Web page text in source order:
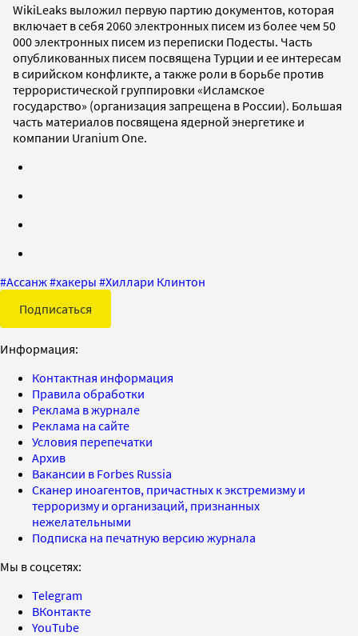
WikiLeaks выложил первую партию документов, которая
включает в себя 2060 электронных писем из более чем 50
000 электронных писем из переписки Подесты. Часть
опубликованных писем посвящена Турции и ее интересам
в сирийском конфликте, а также роли в борьбе против
террористической группировки «Исламское
государство» (организация запрещена в России). Большая
часть материалов посвящена ядерной энергетике и
компании Uranium One.
#Ассанж#хакеры #Хиллари Клинтон
Подписаться
Информация:
Контактная информация
Правила обработки
Реклама в журнале
Реклама на сайте
Условия перепечатки
Архив
Вакансии в Forbes Russia
Сканер иноагентов, причастных к экстремизму и
терроризму и организаций, признанных
нежелательными
Подписка на печатную версию журнала
Мы в соцсетях:
Telegram
ВКонтакте
YouTube